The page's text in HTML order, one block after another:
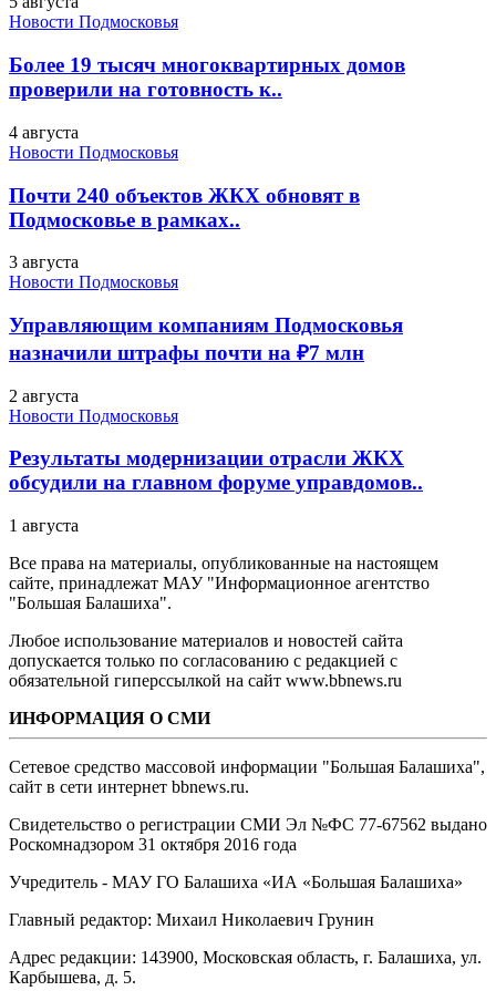
Новости Подмосковья
Более 19 тысяч многоквартирных домов
проверили на готовность к..
4 августа
Новости Подмосковья
Почти 240 объектов ЖКХ обновят в
Подмосковье в рамках..
3 августа
Новости Подмосковья
Управляющим компаниям Подмосковья
назначили штрафы почти на ₽7 млн
2 августа
Новости Подмосковья
Результаты модернизации отрасли ЖКХ
обсудили на главном форуме управдомов..
1 августа
Все права на материалы, опубликованные на настоящем
сайте, принадлежат МАУ "Информационное агентство
"Большая Балашиха".
Любое использование материалов и новостей сайта
допускается только по согласованию с редакцией с
обязательной гиперссылкой на сайт www.bbnews.ru
ИНФОРМАЦИЯ О СМИ
Сетевое средство массовой информации "Большая Балашиха",
сайт в сети интернет bbnews.ru.
Свидетельство о регистрации СМИ Эл №ФС ‎77-67562 выдано
Роскомнадзором 31 октября 2016 года
Учредитель - МАУ ГО Балашиха «ИА «Большая Балашиха»
Главный редактор: Михаил Николаевич Грунин
Адрес редакции: 143900, Московская область, г. Балашиха, ул.
Карбышева, д. 5.